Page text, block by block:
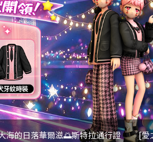
海的日落華爾滋🌅斯特拉通行證 [愛